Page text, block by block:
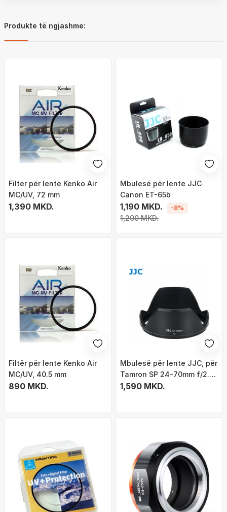
Produkte të ngjashme:
Filter për lente Kenko Air
MC/UV, 72 mm
1,390 MKD.
Mbulesë për lente JJC
Canon ET-65b
1,190 MKD.
1,290 MKD.
-8%
Filtër për lente Kenko Air
MC/UV, 40.5 mm
890 MKD.
Mbulesë për lente JJC, për
Tamron SP 24-70mm f/2.8
Di VC USD
1,590 MKD.